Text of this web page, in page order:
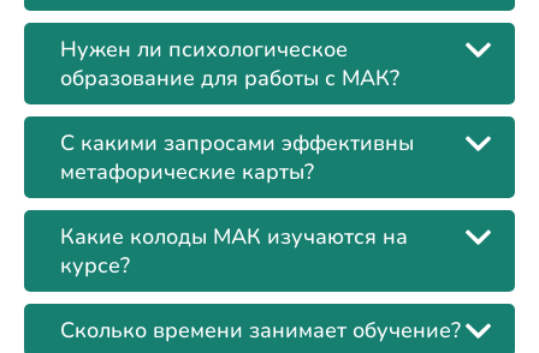
Нужен ли психологическое
образование для работы с МАК?
С какими запросами эффективны
метафорические карты?
Какие колоды МАК изучаются на
курсе?
Сколько времени занимает обучение?